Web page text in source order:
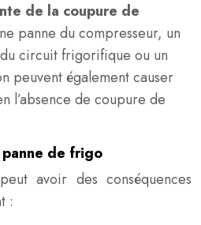
de la coupure de
panne du compresseur, un
circuit frigorifique ou un
peuvent également causer
l’absence de coupure de
panne de frigo
avoir des conséquences
: